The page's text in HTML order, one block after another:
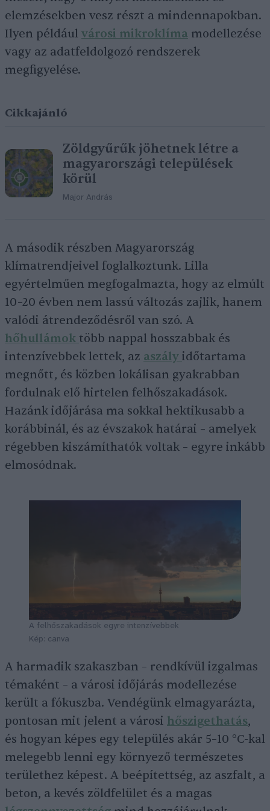
elemzésekben vesz részt a mindennapokban.
Ilyen például városi mikroklíma modellezése
vagy az adatfeldolgozó rendszerek
megfigyelése.
Cikkajánló
Zöldgyűrűk jöhetnek létre a
magyarországi települések
körül
Major András
A második részben Magyarország
klímatrendjeivel foglalkoztunk. Lilla
egyértelműen megfogalmazta, hogy az elmúlt
10–20 évben nem lassú változás zajlik, hanem
valódi átrendeződésről van szó. A
hőhullámok több nappal hosszabbak és
intenzívebbek lettek, az aszály időtartama
megnőtt, és közben lokálisan gyakrabban
fordulnak elő hirtelen felhőszakadások.
Hazánk időjárása ma sokkal hektikusabb a
korábbinál, és az évszakok határai – amelyek
régebben kiszámíthatók voltak – egyre inkább
elmosódnak.
A felhőszakadások egyre intenzívebbek
Kép: canva
A harmadik szakaszban – rendkívül izgalmas
témaként – a városi időjárás modellezése
került a fókuszba. Vendégünk elmagyarázta,
pontosan mit jelent a városi hőszigethatás,
és hogyan képes egy település akár 5–10 °C-kal
melegebb lenni egy környező természetes
területhez képest. A beépítettség, az aszfalt, a
beton, a kevés zöldfelület és a magas